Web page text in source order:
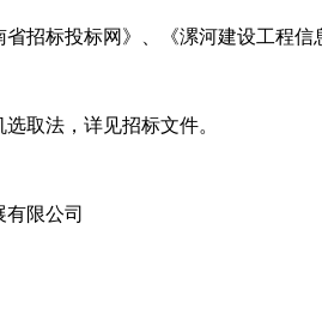
标投标网》、《漯河建设工程信
取法，详见招标文件。
限公司